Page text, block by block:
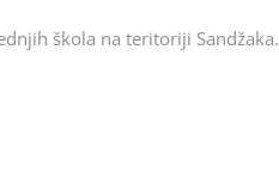
škola na teritoriji Sandžaka.